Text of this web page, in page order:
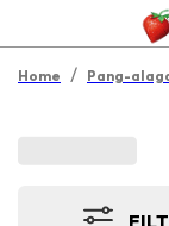
Home / Pang-